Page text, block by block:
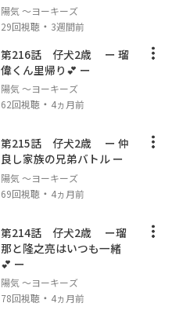
陽気 ～ヨーキーズ
29回視聴 ・ 3週間前
第216話 仔犬2歳 ー 瑠
偉くん里帰り💕 ー
陽気 ～ヨーキーズ
62回視聴 ・ 4ヵ月前
第215話 仔犬2歳 ー 仲
良し家族の兄弟バトル ー
陽気 ～ヨーキーズ
69回視聴 ・ 4ヵ月前
第214話 仔犬2歳 ー瑠
那と隆之亮はいつも一緒
💕 ー
陽気 ～ヨーキーズ
78回視聴 ・ 4ヵ月前